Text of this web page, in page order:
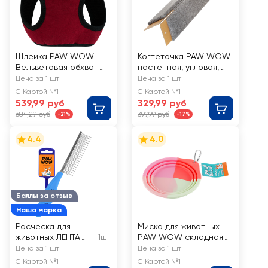
Шлейка PAW WOW
Вельветовая обхват
40–49см, трехслойная
№6
Цена за 1 шт
С Картой №1
539,99 руб
684,29 руб -21%
Когтеточка PAW WOW
настенная, угловая,
плоская, ковролин,
серая, 54x21x1,5см
Цена за 1 шт
С Картой №1
329,99 руб
399,99 руб -17%
Баллы за отзыв
Наша марка
4.4
Расческа для
животных ЛЕНТА
18x3см
металлическая,
1шт
Цена за 1 шт
С Картой №1
4.0
Миска для животных
РAW WOW складная
силиконовая, 15,2см
Цена за 1 шт
С Картой №1